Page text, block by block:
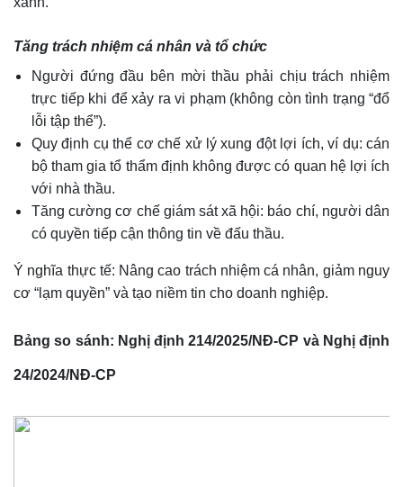
Tăng trách nhiệm cá nhân và tổ chức
Người đứng đầu bên mời thầu phải chịu trách nhiệm
trực tiếp khi để xảy ra vi phạm (không còn tình trạng “đổ
lỗi tập thể”).
Quy định cụ thể cơ chế xử lý xung đột lợi ích, ví dụ: cán
bộ tham gia tổ thẩm định không được có quan hệ lợi ích
với nhà thầu.
Tăng cường cơ chế giám sát xã hội: báo chí, người dân
có quyền tiếp cận thông tin về đấu thầu.
Ý nghĩa thực tế: Nâng cao trách nhiệm cá nhân, giảm nguy
cơ “lạm quyền” và tạo niềm tin cho doanh nghiệp.
Bảng so sánh: Nghị định 214/2025/NĐ-CP và Nghị định
24/2024/NĐ-CP